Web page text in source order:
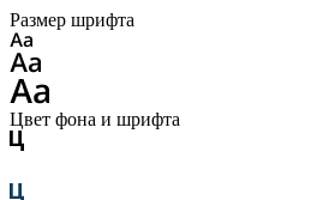
Размер шрифта
Цвет фона и шрифта